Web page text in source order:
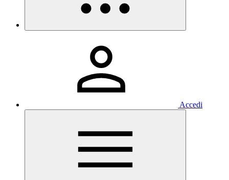
Accedi